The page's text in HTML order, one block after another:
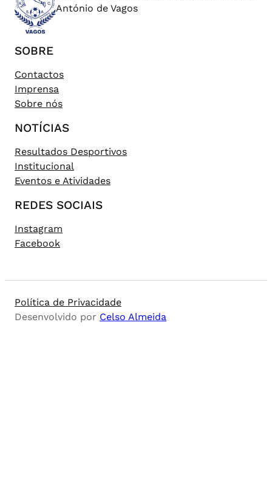
António de Vagos
SOBRE
Contactos
Imprensa
Sobre nós
NOTÍCIAS
Resultados Desportivos
Institucional
Eventos e Atividades
REDES SOCIAIS
Instagram
Facebook
Política de Privacidade
Desenvolvido por Celso Almeida